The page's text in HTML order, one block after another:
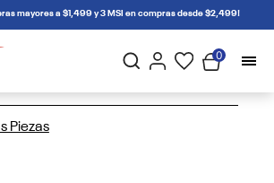
mayores a $1,499 y 3 MSI en compras desde $2,499!
0
Piezas